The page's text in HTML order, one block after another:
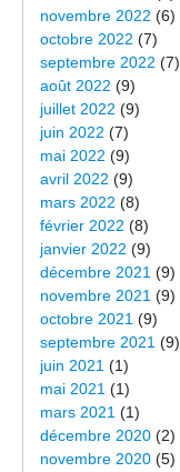
novembre 2022 (6)
octobre 2022 (7)
septembre 2022 (7)
août 2022 (9)
juillet 2022 (9)
juin 2022 (7)
mai 2022 (9)
avril 2022 (9)
mars 2022 (8)
février 2022 (8)
janvier 2022 (9)
décembre 2021 (9)
novembre 2021 (9)
octobre 2021 (9)
septembre 2021 (9)
juin 2021 (1)
mai 2021 (1)
mars 2021 (1)
décembre 2020 (2)
novembre 2020 (5)